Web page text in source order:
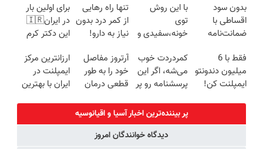
کننده خانگی
رو پرکن)
بدون سود
اقساطی با
ضمانت‌نامه
ایمپلنت کن✅
با این روش
توی
خونه،سفیدی و
برگردون
(40%off)
تنها راه رهایی
از کمر درد بدون
نیاز به دارو!
برای اولین بار
در ایران🇮🇷
این دکتر کرم
روزه ساخت!
فقط با 6
میلیون دندونتو
ایمپلنت کن!
کمردردت خوب
می‌شه، اگر این
پرسشنامه رو پر
آرتروز مفاصل
خود را به طور
قطعی درمان
◗پرسش‌نامه◖
ارزانترین مرکز
ایمپلنت در
ایران با بهترین
پر بیننده‌ترین اخبار آسیا و اقیانوسیه
دیدگاه خوانندگان امروز